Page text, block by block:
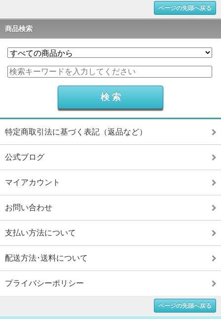
ページの先頭へ戻る
商品検索
特定商取引法に基づく表記（返品など）
公式ブログ
マイアカウント
お問い合わせ
支払い方法について
配送方法･送料について
プライバシーポリシー
ページの先頭へ戻る